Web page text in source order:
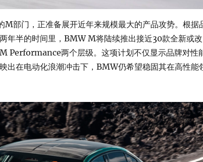
M部门，正准备展开近年来规模最大的产品攻势。根据
年半的时间里，BMW M将陆续推出接近30款全新或改
Performance两个层级。这项计划不仅显示品牌对性
出在电动化浪潮冲击下，BMW仍希望稳固其在高性能